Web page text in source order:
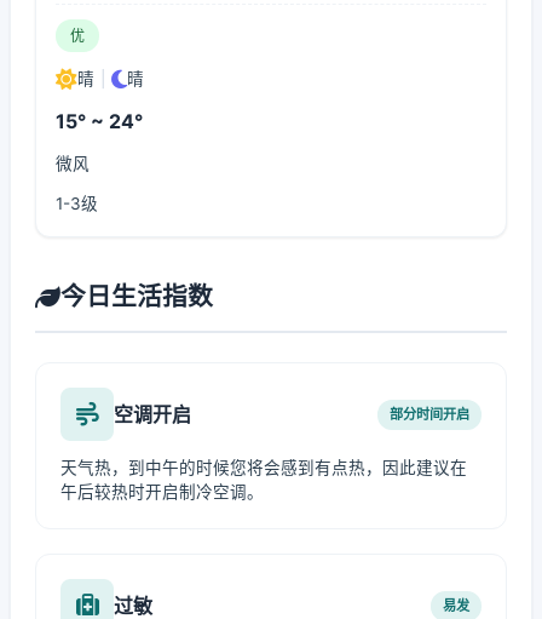
优
晴 晴
15° ~ 24°
微风
1-3级
今日生活指数
空调开启 部分时间开启
天气热，到中午的时候您将会感到有点热，因此建议在
午后较热时开启制冷空调。
过敏 易发